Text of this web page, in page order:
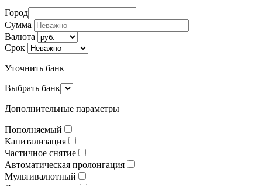
Город
Сумма
Валюта
Срок
Уточнить банк
Выбрать банк
Дополнительные параметры
Пополняемый
Капитализация
Частичное снятие
Автоматическая пролонгация
Мультивалютный